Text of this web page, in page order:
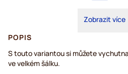
Zobrazit více
POPIS
S touto variantou si můžete
ve velkém šálku.